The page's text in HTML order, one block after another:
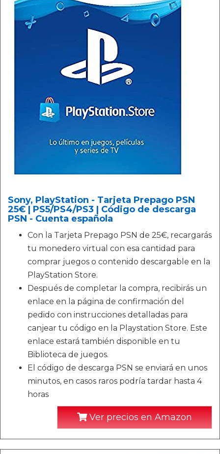
Sony, PlayStation - Tarjeta Prepago PSN
25€ | PS5/PS4/PS3 | Código de descarga
PSN - Cuenta española
Con la Tarjeta Prepago PSN de 25€, recargarás
tu monedero virtual con esa cantidad para
comprar juegos o contenido descargable en la
PlayStation Store.
Después de completar la compra, recibirás un
enlace en la página de confirmación del
pedido con instrucciones detalladas para
canjear tu código en la Playstation Store. Este
enlace estará también disponible en tu
Biblioteca de juegos.
El código de descarga PSN se enviará en unos
minutos, en casos raros podría tardar hasta 4
horas
Ver precios en Amazon